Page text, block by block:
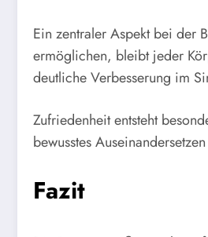
Ein zentraler Aspekt bei der
ermöglichen, bleibt jeder
deutliche Verbesserung im
Zufriedenheit entsteht
bewusstes
Fazit